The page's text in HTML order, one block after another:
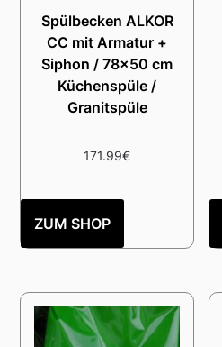
Spülbecken ALKOR
CC mit Armatur +
Siphon / 78×50 cm
Küchenspüle /
Granitspüle
171.99€
ZUM SHOP